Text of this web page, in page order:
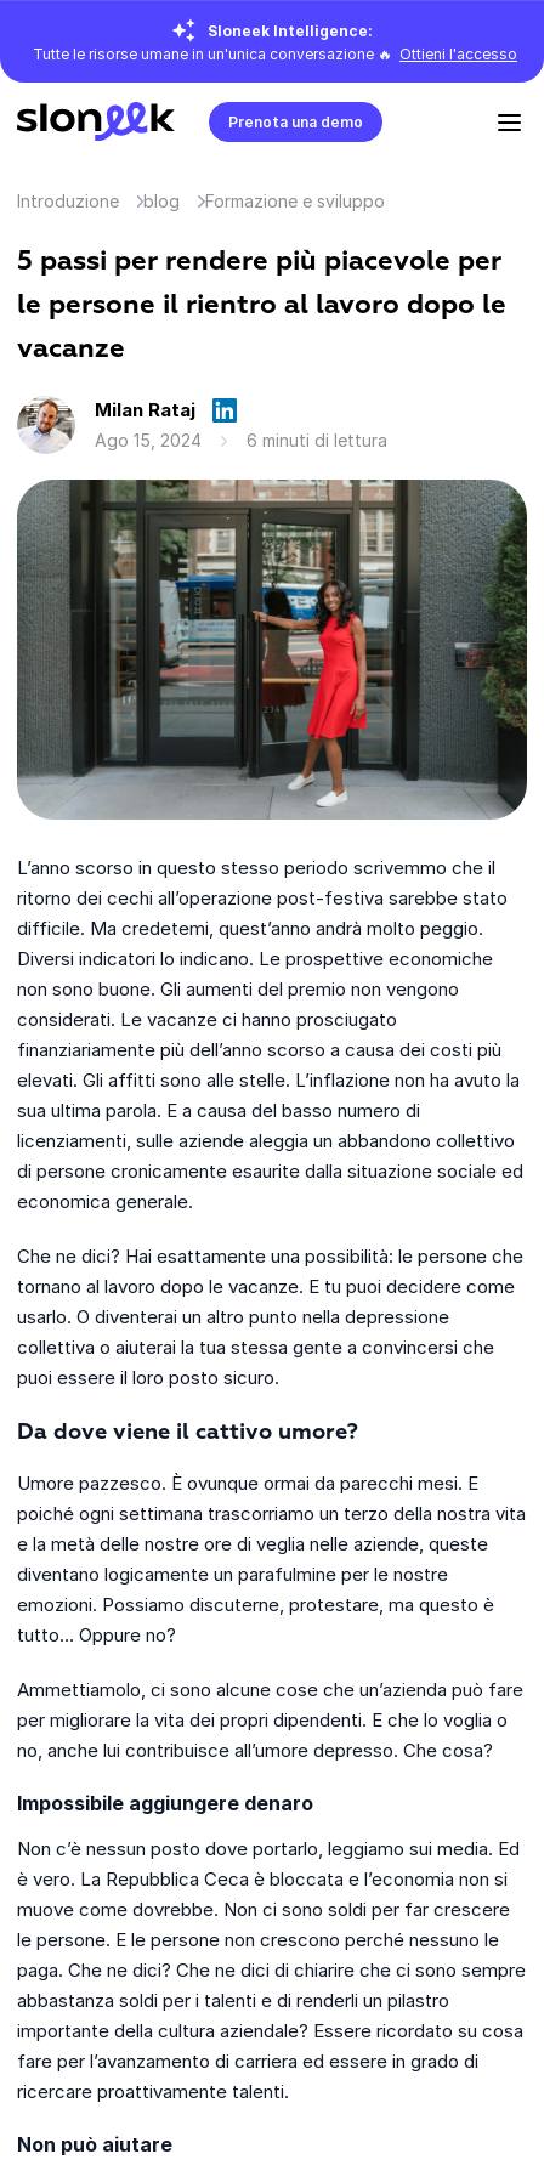
Sloneek Intelligence:
Tutte le risorse umane in un'unica conversazione 🔥 Ottieni l'accesso
Prenota una demo
Introduzione blog Formazione e sviluppo
5 passi per rendere più piacevole per
le persone il rientro al lavoro dopo le
vacanze
Milan Rataj
Ago 15, 2024 6 minuti di lettura
L’anno scorso in questo stesso periodo scrivemmo che il
ritorno dei cechi all’operazione post-festiva sarebbe stato
difficile. Ma credetemi, quest’anno andrà molto peggio.
Diversi indicatori lo indicano. Le prospettive economiche
non sono buone. Gli aumenti del premio non vengono
considerati. Le vacanze ci hanno prosciugato
finanziariamente più dell’anno scorso a causa dei costi più
elevati. Gli affitti sono alle stelle. L’inflazione non ha avuto la
sua ultima parola. E a causa del basso numero di
licenziamenti, sulle aziende aleggia un abbandono collettivo
di persone cronicamente esaurite dalla situazione sociale ed
economica generale.
Che ne dici? Hai esattamente una possibilità: le persone che
tornano al lavoro dopo le vacanze. E tu puoi decidere come
usarlo. O diventerai un altro punto nella depressione
collettiva o aiuterai la tua stessa gente a convincersi che
puoi essere il loro posto sicuro.
Da dove viene il cattivo umore?
Umore pazzesco. È ovunque ormai da parecchi mesi. E
poiché ogni settimana trascorriamo un terzo della nostra vita
e la metà delle nostre ore di veglia nelle aziende, queste
diventano logicamente un parafulmine per le nostre
emozioni. Possiamo discuterne, protestare, ma questo è
tutto… Oppure no?
Ammettiamolo, ci sono alcune cose che un’azienda può fare
per migliorare la vita dei propri dipendenti. E che lo voglia o
no, anche lui contribuisce all’umore depresso. Che cosa?
Impossibile aggiungere denaro
Non c’è nessun posto dove portarlo, leggiamo sui media. Ed
è vero. La Repubblica Ceca è bloccata e l’economia non si
muove come dovrebbe. Non ci sono soldi per far crescere
le persone. E le persone non crescono perché nessuno le
paga. Che ne dici? Che ne dici di chiarire che ci sono sempre
abbastanza soldi per i talenti e di renderli un pilastro
importante della cultura aziendale? Essere ricordato su cosa
fare per l’avanzamento di carriera ed essere in grado di
ricercare proattivamente talenti.
Non può aiutare